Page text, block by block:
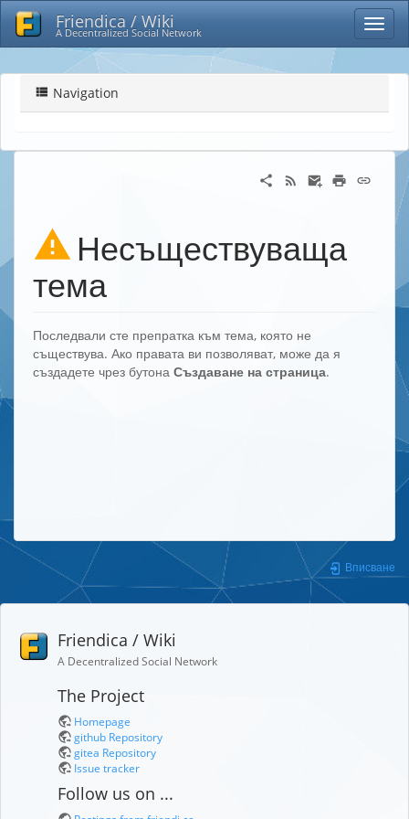
Friendica / Wiki
A Decentralized Social Network
Navigation
Несъществуваща
тема
Последвали сте препратка към тема, която не
съществува. Ако правата ви позволяват, може да я
създадете чрез бутона Създаване на страница.
Вписване
Friendica / Wiki
A Decentralized Social Network
The Project
Homepage
github Repository
gitea Repository
Issue tracker
Follow us on ...